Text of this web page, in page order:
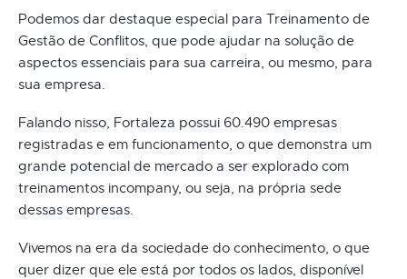
Podemos dar destaque especial para Treinamento de
Gestão de Conflitos, que pode ajudar na solução de
aspectos essenciais para sua carreira, ou mesmo, para
sua empresa.
Falando nisso, Fortaleza possui 60.490 empresas
registradas e em funcionamento, o que demonstra um
grande potencial de mercado a ser explorado com
treinamentos incompany, ou seja, na própria sede
dessas empresas.
Vivemos na era da sociedade do conhecimento, o que
quer dizer que ele está por todos os lados, disponível